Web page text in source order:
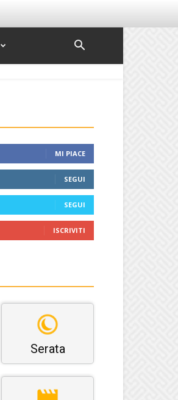
MI PIACE
SEGUI
SEGUI
ISCRIVITI
Serata